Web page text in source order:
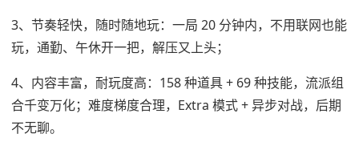
3、节奏轻快，随时随地玩：一局 20 分钟内，不用联网也能
玩，通勤、午休开一把，解压又上头；
4、内容丰富，耐玩度高：158 种道具 + 69 种技能，流派组
合千变万化；难度梯度合理，Extra 模式 + 异步对战，后期
不无聊。